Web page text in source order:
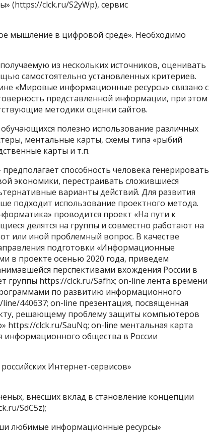
(https://clck.ru/S2yWp), сервис
мышление в цифровой среде». Необходимо
из нескольких источников, оценивать
самостоятельно установленных критериев.
«Мировые информационные ресурсы» связано с
представленной информации, при этом
методики оценки сайтов.
полезно использование различных
ментальные карты, схемы типа «рыбий
карты и т.п.
способность человека генерировать
экономики, перестраивать сложившиеся
варианты действий. Для развития
подходит использование проектного метода.
проводится проект «На пути к
делятся на группы и совместно работают на
или иной проблемный вопрос. В качестве
подготовки «Информационные
в проекте осенью 2020 года, приведем
перспективами вхождения России в
группы https://clck.ru/Safhx; on-line лента времени
по развитию информационного
440637; on-line презентация, посвященная
решающему проблему защиты компьютеров
https://clck.ru/SauNq; on-line ментальная карта
общества в России
Интернет-сервисов»
внесших вклад в становление концепции
SdC5z);
любимые информационные ресурсы»